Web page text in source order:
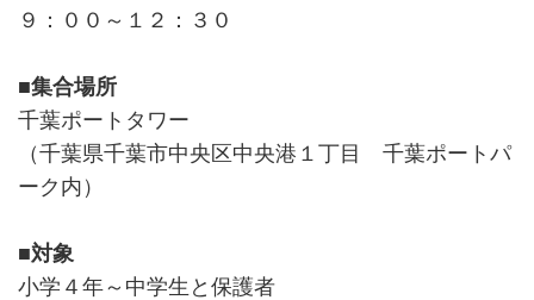
９：００～１２：３０
■集合場所
千葉ポートタワー
（千葉県千葉市中央区中央港１丁目 千葉ポートパ
ーク内）
■対象
小学４年～中学生と保護者